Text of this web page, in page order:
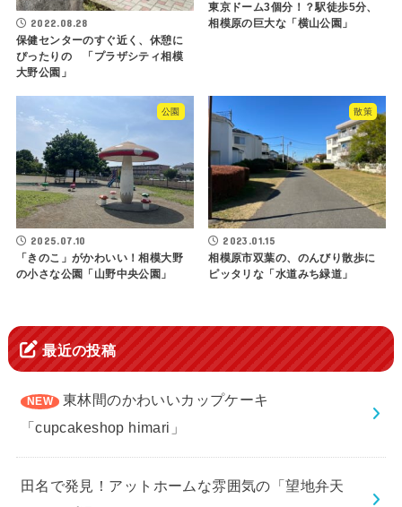
2022.08.28
保健センターのすぐ近く、休憩に
ぴったりの 「プラザシティ相模
大野公園」
東京ドーム3個分！？駅徒歩5分、
相模原の巨大な「横山公園」
公園
2025.07.10
「きのこ」がかわいい！相模大野
の小さな公園「山野中央公園」
散策
2023.01.15
相模原市双葉の、のんびり散歩に
ピッタリな「水道みち緑道」
最近の投稿
東林間のかわいいカップケーキ
「cupcakeshop himari」
田名で発見！アットホームな雰囲気の「望地弁天